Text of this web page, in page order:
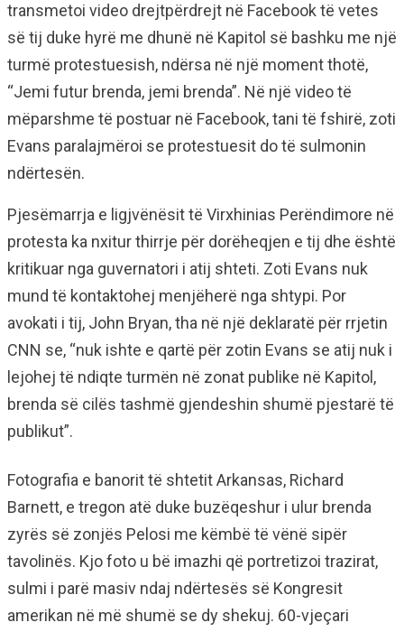
transmetoi video drejtpërdrejt në Facebook të vetes
së tij duke hyrë me dhunë në Kapitol së bashku me një
turmë protestuesish, ndërsa në një moment thotë,
“Jemi futur brenda, jemi brenda”. Në një video të
mëparshme të postuar në Facebook, tani të fshirë, zoti
Evans paralajmëroi se protestuesit do të sulmonin
ndërtesën.
Pjesëmarrja e ligjvënësit të Virxhinias Perëndimore në
protesta ka nxitur thirrje për dorëheqjen e tij dhe është
kritikuar nga guvernatori i atij shteti. Zoti Evans nuk
mund të kontaktohej menjëherë nga shtypi. Por
avokati i tij, John Bryan, tha në një deklaratë për rrjetin
CNN se, “nuk ishte e qartë për zotin Evans se atij nuk i
lejohej të ndiqte turmën në zonat publike në Kapitol,
brenda së cilës tashmë gjendeshin shumë pjestarë të
publikut”.
Fotografia e banorit të shtetit Arkansas, Richard
Barnett, e tregon atë duke buzëqeshur i ulur brenda
zyrës së zonjës Pelosi me këmbë të vënë sipër
tavolinës. Kjo foto u bë imazhi që portretizoi trazirat,
sulmi i parë masiv ndaj ndërtesës së Kongresit
amerikan në më shumë se dy shekuj. 60-vjeçari